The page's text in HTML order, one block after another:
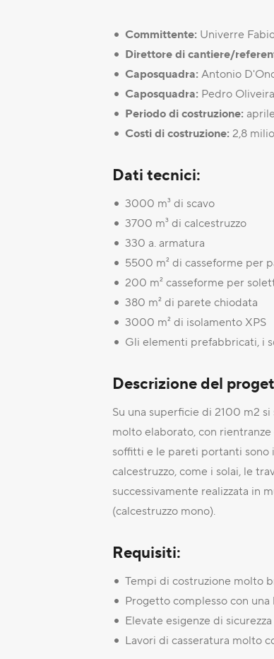
Committente: Univerre
Direttore di cantiere/
Caposquadra: Antonio
Caposquadra: Pedro Oliveira
Periodo di costruzione:
Costi di costruzione: 2,8
Dati tecnici:
3000 m³ di scavo
3700 m³ di calcestruzzo
330 a. armatura
5500 m² di casseforme per
200 m² casseforme per
380 m² di parete chiodata
3000 m² di isolamento XPS
Gli elementi prefabbricati, i
Descrizione del
Su una superficie di 2100 m2
molto elaborato, con
soffitti e le pareti portanti sono
calcestruzzo, come i solai, le
successivamente realizzata in
(calcestruzzo mono).
Requisiti:
Tempi di costruzione molto
Progetto complesso con
Elevate esigenze di
Lavori di casseratura molto